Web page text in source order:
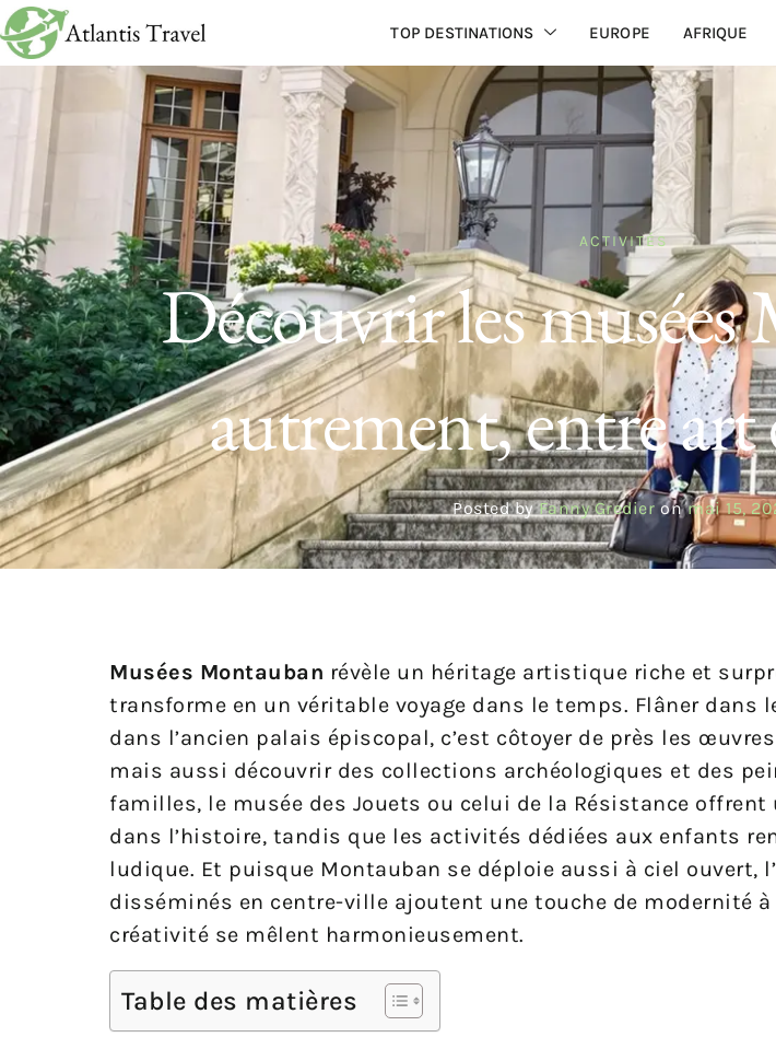
TOP DESTINATIONS EUROPE AFRIQUE
ACTIVITÉS
Découvrir les
autrement, entre
Posted by Fanny Gredier on mai 15,
Musées Montauban révèle un héritage artistique riche et
transforme en un véritable voyage dans le temps. Flâner dans
dans l’ancien palais épiscopal, c’est côtoyer de près les
mais aussi découvrir des collections archéologiques et des
familles, le musée des Jouets ou celui de la Résistance offrent
dans l’histoire, tandis que les activités dédiées aux enfants
ludique. Et puisque Montauban se déploie aussi à ciel ouvert,
disséminés en centre-ville ajoutent une touche de modernité
créativité se mêlent harmonieusement.
Table des matières